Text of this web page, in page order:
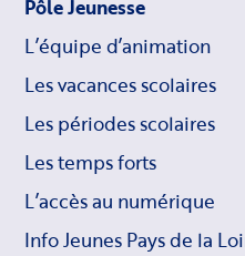
Pôle Jeunesse
L’équipe d’animation
Les vacances scolaires
Les périodes scolaires
Les temps forts
L’accès au numérique
Info Jeunes Pays de la